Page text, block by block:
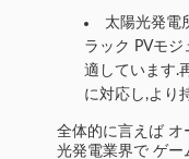
太陽光発電
ラック PVモ
適しています.
に対応し,より
全体的に言えば オ
光発電業界で ゲー